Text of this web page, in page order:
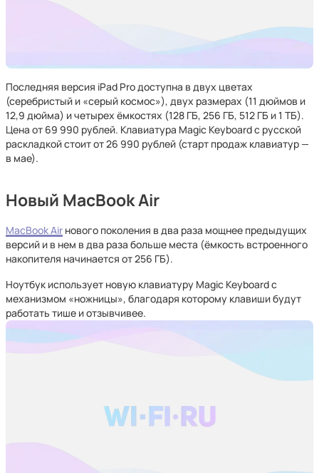
Последняя версия iPad Pro доступна в двух цветах
(серебристый и «серый космос»), двух размерах (11 дюймов и
12,9 дюйма) и четырех ёмкостях (128 ГБ, 256 ГБ, 512 ГБ и 1 ТБ).
Цена от 69 990 рублей. Клавиатура Magic Keyboard с русской
раскладкой стоит от 26 990 рублей (старт продаж клавиатур —
в мае).
Новый MacBook Air
MacBook Air нового поколения в два раза мощнее предыдущих
версий и в нем в два раза больше места (ёмкость встроенного
накопителя начинается от 256 ГБ).
Ноутбук использует новую клавиатуру Magic Keyboard с
механизмом «ножницы», благодаря которому клавиши будут
работать тише и отзывчивее.